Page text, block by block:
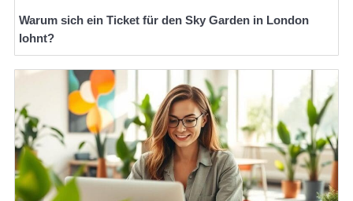
Warum sich ein Ticket für den Sky Garden in London
lohnt?